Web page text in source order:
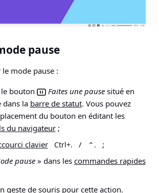
pause
mode pause :
bouton
Faites une pausesitué en
dans la barre de statut. Vous pouvez
du bouton en éditant les
du navigateur;
clavier Ctrl+. / ⌃.
;
pause» dans les commandes rapides
geste de sourispour cette action.